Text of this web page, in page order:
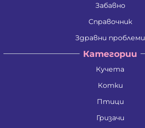
Забавно
Справочник
Здравни проблеми
Категории
Кучета
Котки
Птици
Гризачи